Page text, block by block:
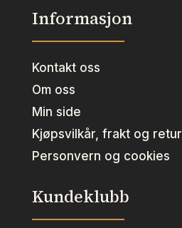
Informasjon
Kontakt oss
Om oss
Min side
Kjøpsvilkår, frakt og retur
Personvern og cookies
Kundeklubb